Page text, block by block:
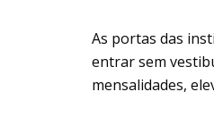
As portas das
entrar sem
mensalidades,